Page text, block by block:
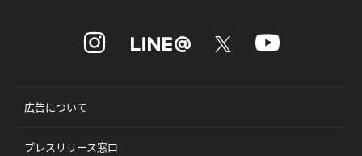
広告について
プレスリリース窓口